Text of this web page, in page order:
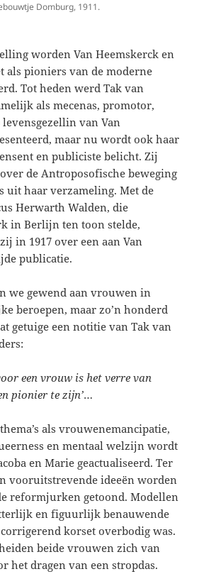
Domburg, 1911.
worden Van Heemskerck en
als pioniers van de moderne
Tot heden werd Tak van
als mecenas, promotor,
van Van
maar nu wordt ook haar
en publiciste belicht. Zij
de Antroposofische beweging
uit haar verzameling. Met de
Herwarth Walden, die
in Berlijn ten toon stelde,
in 1917 over een aan Van
publicatie.
we gewend aan vrouwen in
beroepen, maar zo’n honderd
getuige een notitie van Tak van
een vrouw is het verre van
pionier te zijn’…
als vrouwenemancipatie,
en mentaal welzijn wordt
en Marie geactualiseerd. Ter
vooruitstrevende ideeën worden
reformjurken getoond. Modellen
en figuurlijk benauwende
korset overbodig was.
beide vrouwen zich van
het dragen van een stropdas.